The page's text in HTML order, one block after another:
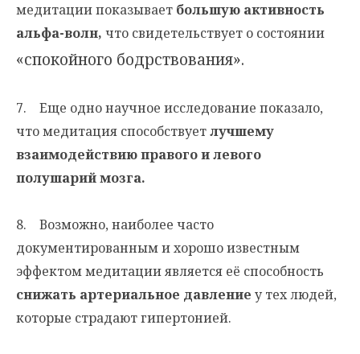
медитации показывает большую активность
альфа-волн, что свидетельствует о состоянии
«спокойного бодрствования».
7. Еще одно научное исследование показало,
что медитация способствуетлучшему
взаимодействию правого и левого
полушарий мозга.
8. Возможно, наиболее часто
документированным и хорошо известным
эффектом медитации является её способность
снижать артериальное давление у тех людей,
которые страдают гипертонией.